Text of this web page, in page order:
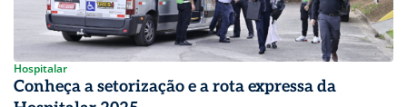
Hospitalar
Conheça a setorização e a rota expressa da